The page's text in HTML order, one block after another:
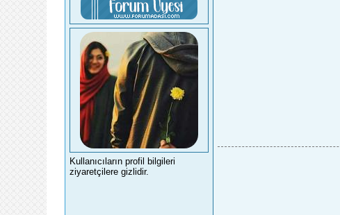
Kullanıcıların profil bilgileri
ziyaretçilere gizlidir.